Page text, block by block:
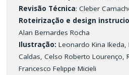
Revisão Técnica: Cleber
Roteirização e design
Alan Bernardes Rocha
Ilustração: Leonardo Kina
Caldas, Celso Roberto Lourenço,
Francesco Felippe Micieli